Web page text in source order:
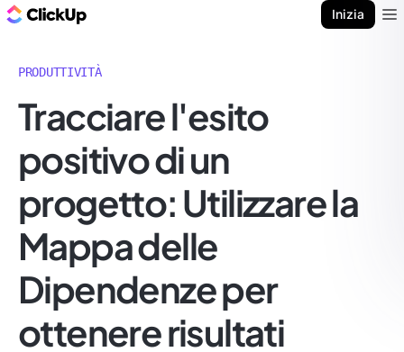
Inizia
PRODUTTIVITÀ
Tracciare l'esito
positivo di un
progetto: Utilizzare la
Mappa delle
Dipendenze per
ottenere risultati